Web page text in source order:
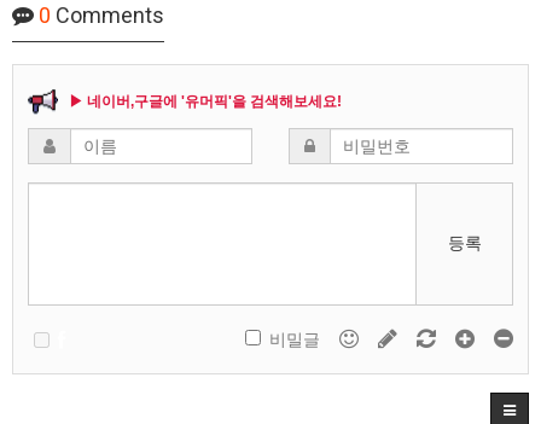
0 Comments
▶ 네이버,구글에 '유머픽'을 검색해보세요!
등록
비밀글